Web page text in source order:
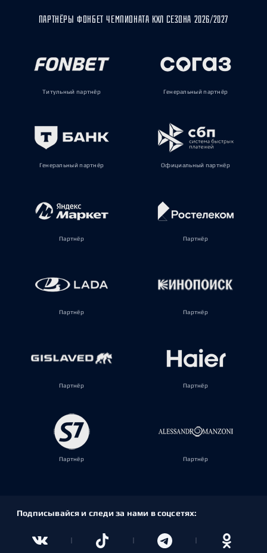
ПАРТНЁРЫ ФОНБЕТ ЧЕМПИОНАТА КХЛ СЕЗОНА 2026/2027
Титульный партнёр Генеральный партнёр
Генеральный партнёр Официальный партнёр
Партнёр Партнёр
Партнёр Партнёр
Партнёр Партнёр
Партнёр Партнёр
Подписывайся и следи за нами в соцсетях: